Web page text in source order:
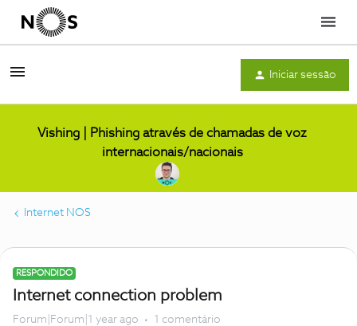
Menu
Iniciar sessão
Vishing | Phishing através de chamadas de voz
internacionais/nacionais
Internet NOS
RESPONDIDO
Internet connection problem
Forum|Forum|1 year ago 1 comentário